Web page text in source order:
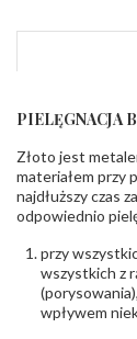
INNE PARAMETRY
Producent
odpowiedzialny:
Bezpieczeństwo
- rodzaj
ostrzeżenia:
PIELĘGNACJA
Złoto jest
materiałem przy
najdłuższy czas
odpowiednio
przy
wszystkich z
wpływem